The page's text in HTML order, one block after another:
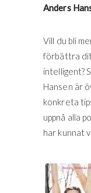
Anders
Vill du bli
förbättra
intelligent?
Hansen är
konkreta
uppnå alla
har kunnat